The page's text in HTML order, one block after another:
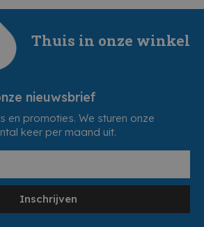
Thuis in onze winkel
nieuwsbrief
en promoties. We sturen onze
keer per maand uit.
Inschrijven